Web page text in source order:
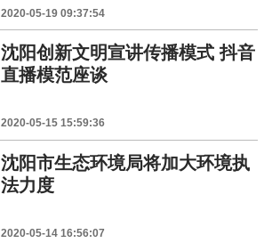
2020-05-19 09:37:54
沈阳创新文明宣讲传播模式 抖音
直播模范座谈
2020-05-15 15:59:36
沈阳市生态环境局将加大环境执
法力度
2020-05-14 16:56:07